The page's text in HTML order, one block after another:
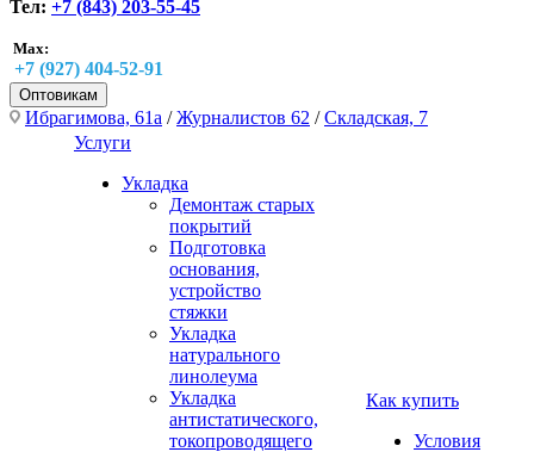
Тел: +7 (843) 203-55-45
Max:
+7 (927) 404-52-91
Оптовикам
Ибрагимова, 61а /Журналистов 62 /Складская, 7
Услуги
Укладка
Демонтаж старых
покрытий
Подготовка
основания,
устройство
стяжки
Укладка
натурального
линолеума
Укладка
антистатического,
токопроводящего
Как купить
Условия